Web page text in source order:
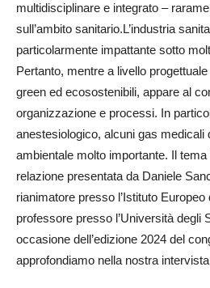
multidisciplinare e integrato –
sull’ambito sanitario.L’industria
particolarmente impattante sotto
Pertanto, mentre a livello
green ed ecosostenibili, appare al
organizzazione e processi. In
anestesiologico, alcuni gas medicali
ambientale molto importante. Il
relazione presentata da Daniele
rianimatore presso l’Istituto
professore presso l’Università degli
occasione dell’edizione 2024 del
approfondiamo nella nostra